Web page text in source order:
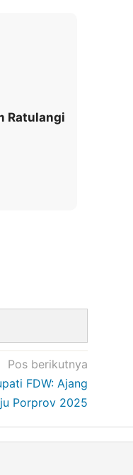
Ratulangi
Pos berikutnya
FDW: Ajang
Porprov 2025